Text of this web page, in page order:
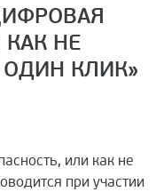
НЕ
КЛИК»
или как не
при участии